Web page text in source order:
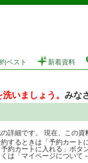
図書館 蔵書検索・予約
ベスト 新着資料
いましょう。 みな
詳細です。 現在、この資
するときは「予約カート
約カートに入れる」ボタ
は「マイページについて